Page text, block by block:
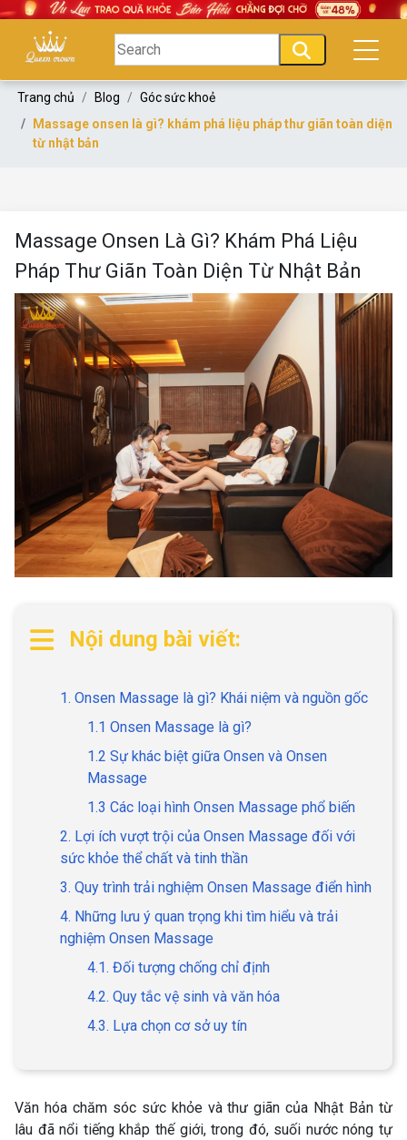
Trang chủ Blog
Góc sức khoẻ
Massage onsen là gì? khám phá liệu pháp thư giãn toàn diện
từ nhật bản
Massage Onsen Là Gì? Khám Phá Liệu
Pháp Thư Giãn Toàn Diện Từ Nhật Bản
Nội dung bài viết:
1. Onsen Massage là gì? Khái niệm và nguồn gốc
1.1 Onsen Massage là gì?
1.2 Sự khác biệt giữa Onsen và Onsen
Massage
1.3 Các loại hình Onsen Massage phổ biến
2. Lợi ích vượt trội của Onsen Massage đối với
sức khỏe thể chất và tinh thần
3. Quy trình trải nghiệm Onsen Massage điển hình
4. Những lưu ý quan trọng khi tìm hiểu và trải
nghiệm Onsen Massage
4.1. Đối tượng chống chỉ định
4.2. Quy tắc vệ sinh và văn hóa
4.3. Lựa chọn cơ sở uy tín
Văn hóa chăm sóc sức khỏe và thư giãn của Nhật Bản từ
lâu đã nổi tiếng khắp thế giới, trong đó, suối nước nóng tự